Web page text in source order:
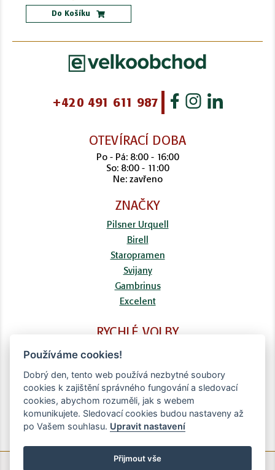
Do Košíku
+420 491 611 987
OTEVÍRACÍ DOBA
Po - Pá: 8:00 - 16:00
So: 8:00 - 11:00
Ne: zavřeno
ZNAČKY
Pilsner Urquell
Birell
Staropramen
Svijany
Gambrinus
Excelent
RYCHLÉ VOLBY
Doprava
Obchodní podmínky
Zpracování osobních údajů
Používáme cookies!
Dobrý den, tento web používá nezbytné soubory
cookies k zajištění správného fungování a sledovací
cookies, abychom rozuměli, jak s webem
komunikujete. Sledovací cookies budou nastaveny až
po Vašem souhlasu. Upravit nastavení
Přijmout vše